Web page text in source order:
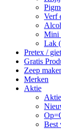
Verf
Mini
Lak
Pretex /
Gratis
Zeep
Merken
Aktie
Aktie
Best